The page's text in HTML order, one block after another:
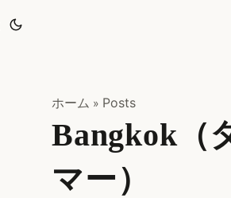
ホーム » Posts
Bangkok（
マー）